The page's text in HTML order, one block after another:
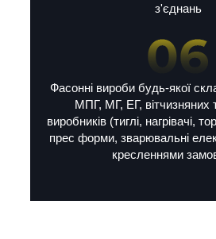
з'єднань
Фасонні вироби будь-якої
МПГ, МГ, ЕГ, вітчизняних
виробників (тиглі, нагрівачі,
прес форми, зварювальні
кресленнями